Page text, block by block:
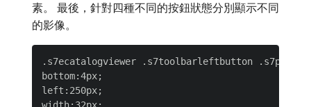
素。 最後，針對四種不同的按鈕狀態分別顯示不同
的影像。
.s7ecatalogviewer .s7toolbarleftbutton
bottom:4px;
left:250px;